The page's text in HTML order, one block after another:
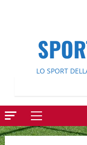
LO SPORT
Menu
principale